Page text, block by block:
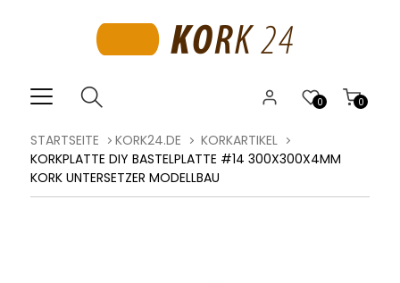
0
0
STARTSEITE KORK24.DE
KORKARTIKEL
KORKPLATTE DIY BASTELPLATTE #14 300X300X4MM
KORK UNTERSETZER MODELLBAU